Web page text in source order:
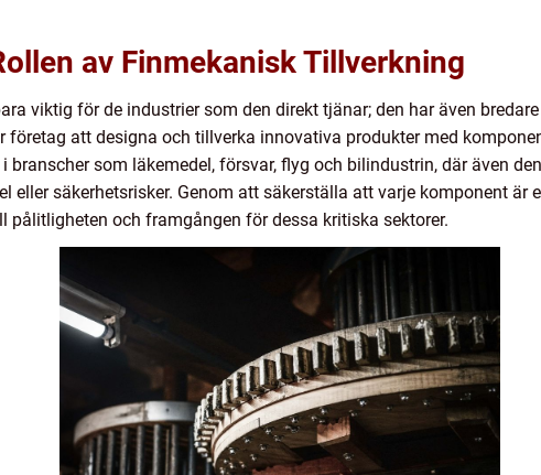
av Finmekanisk Tillverkning
viktig för de industrier som den direkt tjänar; den har även
att designa och tillverka innovativa produkter med
branscher som läkemedel, försvar, flyg och bilindustrin, där även
eller säkerhetsrisker. Genom att säkerställa att varje komponent är
pålitligheten och framgången för dessa kritiska sektorer.